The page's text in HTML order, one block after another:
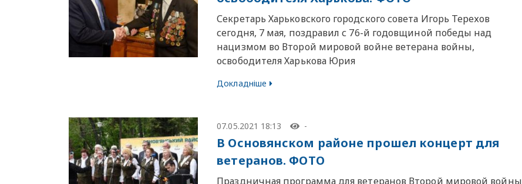
Секретарь Харьковского городского совета Игорь Терехов
сегодня, 7 мая, поздравил с 76-й годовщиной победы над
нацизмом во Второй мировой войне ветерана войны,
освободителя Харькова Юрия
Докладніше
07.05.2021 18:13 -
В Основянском районе прошел концерт для
ветеранов. ФОТО
Праздничная программа для ветеранов Второй мировой войны